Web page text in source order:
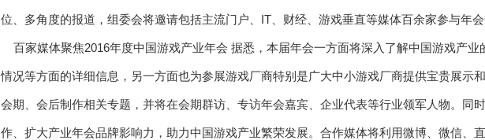
位、多角度的报道，组委会将邀请包括主流门户、IT、财经、游戏垂直等媒体百余家参与年会
据悉，本届年会一方面将深入了解中国游戏产
情况等方面的详细信息，另一方面也为参展游戏厂商特别是广大中小游戏厂商提供宝贵展示
会期、会后制作相关专题，并将在会期群访、专访年会嘉宾、企业代表等行业领军人物。同
作、扩大产业年会品牌影响力，助力中国游戏产业繁荣发展。合作媒体将利用微博、微信、